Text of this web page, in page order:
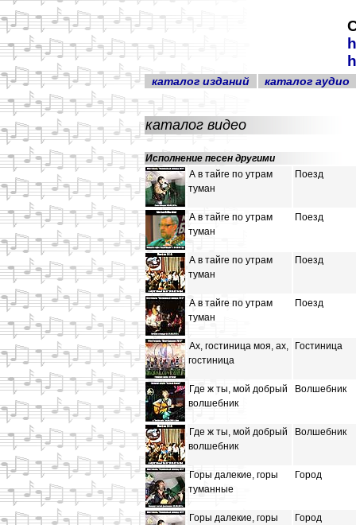
каталог изданий каталог аудио
каталог видео
Исполнение песен другими
А в тайге по утрам
туман
Поезд
А в тайге по утрам
туман
Поезд
А в тайге по утрам
туман
Поезд
А в тайге по утрам
туман
Поезд
Ах, гостиница моя, ах,
гостиница
Гостиница
Где ж ты, мой добрый
волшебник
Волшебник
Где ж ты, мой добрый
волшебник
Волшебник
Горы далекие, горы
туманные
Город
Горы далекие, горы
Город